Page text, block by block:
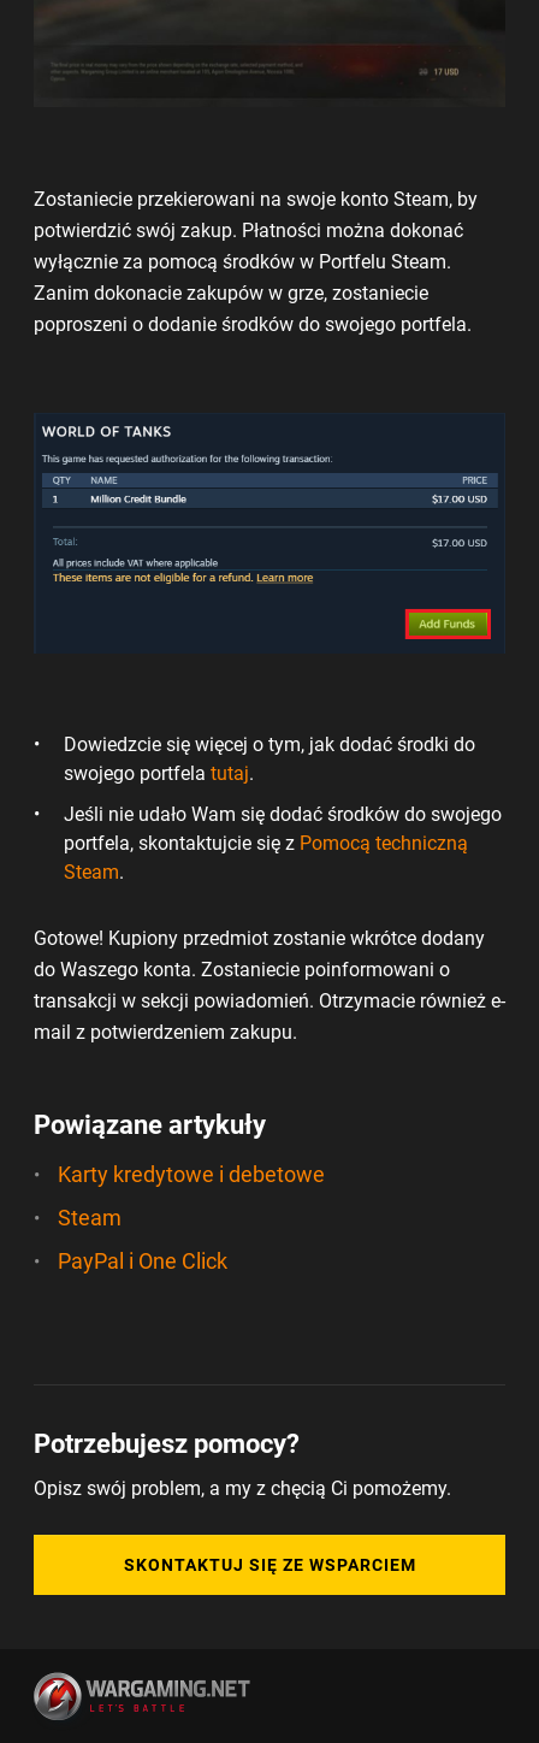
Zostaniecie przekierowani na swoje konto Steam, by
potwierdzić swój zakup. Płatności można dokonać
wyłącznie za pomocą środków w Portfelu Steam.
Zanim dokonacie zakupów w grze, zostaniecie
poproszeni o dodanie środków do swojego portfela.
Dowiedzcie się więcej o tym, jak dodać środki do
swojego portfela tutaj.
Jeśli nie udało Wam się dodać środków do swojego
portfela, skontaktujcie się z Pomocą techniczną
Steam.
Gotowe! Kupiony przedmiot zostanie wkrótce dodany
do Waszego konta. Zostaniecie poinformowani o
transakcji w sekcji powiadomień. Otrzymacie również e-
mail z potwierdzeniem zakupu.
Powiązane artykuły
Karty kredytowe i debetowe
Steam
PayPal i One Click
Potrzebujesz pomocy?
Opisz swój problem, a my z chęcią Ci pomożemy.
SKONTAKTUJ SIĘ ZE WSPARCIEM